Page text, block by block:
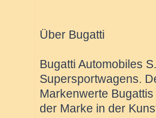
Über Bugatti
Bugatti Automobiles
Supersportwagens.
Markenwerte Bugattis
der Marke in der